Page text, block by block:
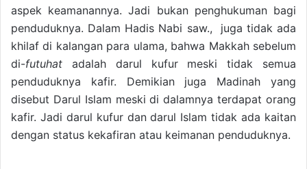
aspek keamanannya. Jadi bukan penghukuman bagi
penduduknya. Dalam Hadis Nabi saw., juga tidak ada
khilaf di kalangan para ulama, bahwa Makkah sebelum
di-futuhat adalah darul kufur meski tidak semua
penduduknya kafir. Demikian juga Madinah yang
disebut Darul Islam meski di dalamnya terdapat orang
kafir. Jadi darul kufur dan darul Islam tidak ada kaitan
dengan status kekafiran atau keimanan penduduknya.